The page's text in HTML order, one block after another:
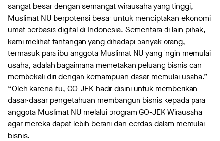
sangat besar dengan semangat wirausaha yang tinggi,
Muslimat NU berpotensi besar untuk menciptakan ekonomi
umat berbasis digital di Indonesia. Sementara di lain pihak,
kami melihat tantangan yang dihadapi banyak orang,
termasuk para ibu anggota Muslimat NU yang ingin memulai
usaha, adalah bagaimana memetakan peluang bisnis dan
membekali diri dengan kemampuan dasar memulai usaha.”
“Oleh karena itu, GO-JEK hadir disini untuk memberikan
dasar-dasar pengetahuan membangun bisnis kepada para
anggota Muslimat NU melalui program GO-JEK Wirausaha
agar mereka dapat lebih berani dan cerdas dalam memulai
bisnis.